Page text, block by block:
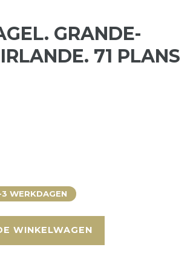
GRANDE-
71 PLANS
WERKDAGEN
WINKELWAGEN